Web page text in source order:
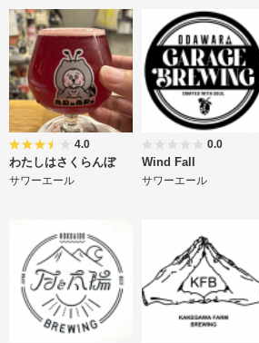
4.0
わたしはさくらんぼ
サワーエール
0.0
Wind Fall
サワーエール